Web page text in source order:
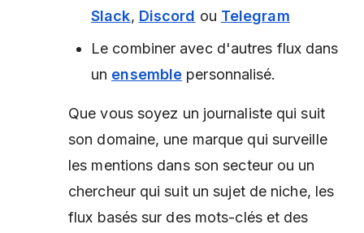
Slack, Discord ou Telegram
Le combiner avec d'autres flux dans
un ensemble personnalisé.
Que vous soyez un journaliste qui suit
son domaine, une marque qui surveille
les mentions dans son secteur ou un
chercheur qui suit un sujet de niche, les
flux basés sur des mots-clés et des